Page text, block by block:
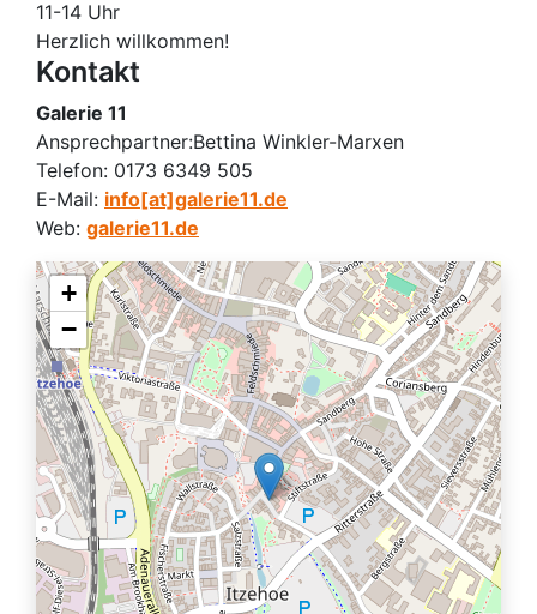
11-14 Uhr
Herzlich willkommen!
Kontakt
Galerie 11
Ansprechpartner:Bettina Winkler-Marxen
Telefon: 0173 6349 505
E-Mail: info[at]galerie11.de
Web: galerie11.de
+
−